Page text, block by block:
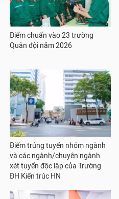
Điểm chuẩn vào 23 trường
Quân đội năm 2026
Điểm trúng tuyển nhóm ngành
và các ngành/chuyên ngành
xét tuyển độc lập của Trường
ĐH Kiến trúc HN